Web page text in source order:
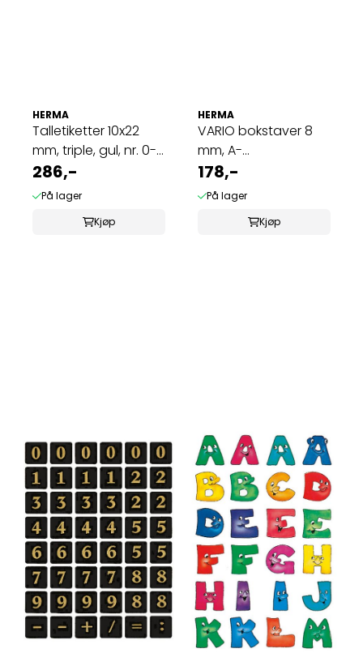
HERMA
Talletiketter 10x22
mm, triple, gul, nr. 0-
999 ...
286,-
På lager
Kjøp
HERMA
VARIO bokstaver 8
mm, A-
Z,gull/transparent, 2
...
178,-
På lager
Kjøp